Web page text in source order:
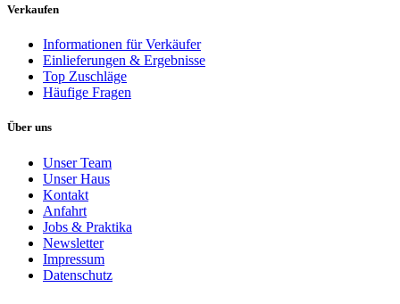
Verkaufen
Informationen für Verkäufer
Einlieferungen & Ergebnisse
Top Zuschläge
Häufige Fragen
Über uns
Unser Team
Unser Haus
Kontakt
Anfahrt
Jobs & Praktika
Newsletter
Impressum
Datenschutz